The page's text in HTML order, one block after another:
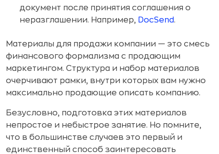
документ после принятия соглашения о
неразглашении. Например, DocSend.
Материалы для продажи компании — это смесь
финансового формализма с продающим
маркетингом. Структура и набор материалов
очерчивают рамки, внутри которых вам нужно
максимально продающие описать компанию.
Безусловно, подготовка этих материалов
непростое и небыстрое занятие. Но помните,
что в большинстве случаев это первый и
единственный способ заинтересовать